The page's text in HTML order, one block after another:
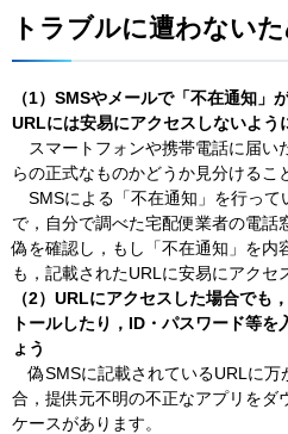
トラブルに遭わないた
（1）SMSやメールで「不在通知」
URLには安易にアクセスしないよう
スマートフォンや携帯電話に届い
らの正式なものかどうか見分けるこ
SMSによる 「不在通知」を行っ
で，自分で調べた宅配便業者の電話
偽を確認し，もし「不在通知」を内
も，記載されたURLに安易にアクセ
（2）URLにアクセスした場合でも
トールしたり，ID・パスワード等
ょう
偽SMSに記載されているURLに
合，提供元不明の不正なアプリをダ
ケースがあります。